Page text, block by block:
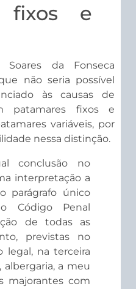
fixos e
da Fonseca
não seria possível
às causas de
patamares fixos e
variáveis, por
nessa distinção.
conclusão no
interpretação a
parágrafo único
Código Penal
de todas as
previstas no
legal, na terceira
albergaria, a meu
majorantes com